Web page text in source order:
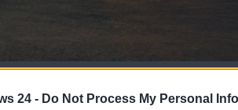
24 - Do Not Process My Personal
Fiat: tutte le informazioni - www.motorinews24.com
la casa automobilistica Fiat. Verrà,